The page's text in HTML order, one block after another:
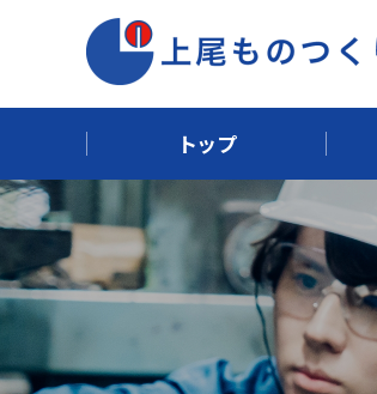
トップ